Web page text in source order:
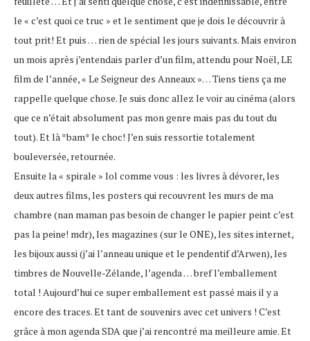
le « c’est quoi ce truc » et le sentiment que je dois le découvrir à
tout prit! Et puis … rien de spécial les jours suivants. Mais environ
un mois après j’entendais parler d’un film, attendu pour Noël, LE
film de l’année, « Le Seigneur des Anneaux »… Tiens tiens ça me
rappelle quelque chose. Je suis donc allez le voir au cinéma (alors
que ce n’était absolument pas mon genre mais pas du tout du
tout). Et là *bam* le choc! J’en suis ressortie totalement
bouleversée, retournée.
Ensuite la « spirale » lol comme vous : les livres à dévorer, les
deux autres films, les posters qui recouvrent les murs de ma
chambre (nan maman pas besoin de changer le papier peint c’est
pas la peine! mdr), les magazines (sur le ONE), les sites internet,
les bijoux aussi (j’ai l’anneau unique et le pendentif d’Arwen), les
timbres de Nouvelle-Zélande, l’agenda … bref l’emballement
total ! Aujourd’hui ce super emballement est passé mais il y a
encore des traces. Et tant de souvenirs avec cet univers ! C’est
grâce à mon agenda SDA que j’ai rencontré ma meilleure amie. Et